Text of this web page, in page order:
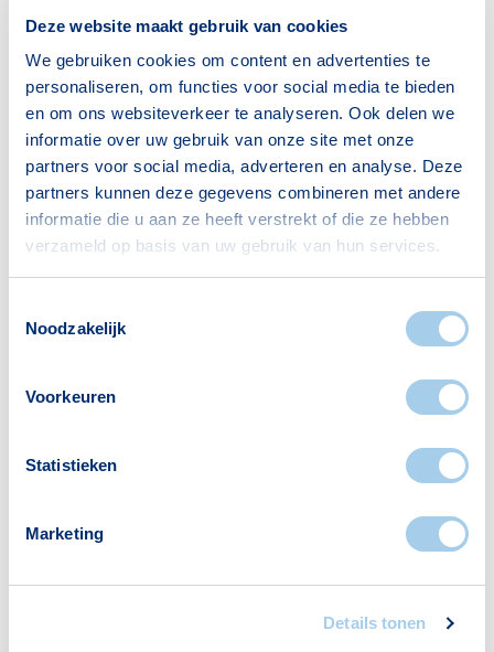
Deze website maakt gebruik van cookies
We gebruiken cookies om content en advertenties te
personaliseren, om functies voor social media te bieden
en om ons websiteverkeer te analyseren. Ook delen we
informatie over uw gebruik van onze site met onze
partners voor social media, adverteren en analyse. Deze
partners kunnen deze gegevens combineren met andere
informatie die u aan ze heeft verstrekt of die ze hebben
verzameld op basis van uw gebruik van hun services.
Noodzakelijk
Voorkeuren
Statistieken
Marketing
Details tonen
65+ jaar
1285
Bron: CBS
Huishoudens
Alleenwonend
858
Gezin zonder kinderen
894
Gezin met kinderen
933
Voorzieningen in Dobbewijk
Deze wijk heeft het allemaal voor je. Zo vind je